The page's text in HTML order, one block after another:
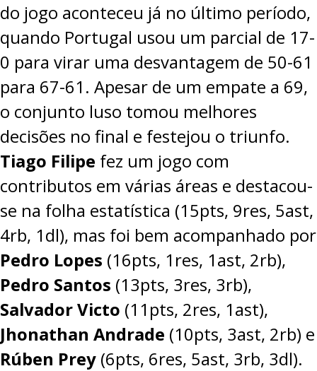
do jogo aconteceu já no último período,
quando Portugal usou um parcial de 17-
0 para virar uma desvantagem de 50-61
para 67-61. Apesar de um empate a 69,
o conjunto luso tomou melhores
decisões no final e festejou o triunfo.
Tiago Filipe fez um jogo com
contributos em várias áreas e destacou-
se na folha estatística (15pts, 9res, 5ast,
4rb, 1dl), mas foi bem acompanhado por
Pedro Lopes (16pts, 1res, 1ast, 2rb),
Pedro Santos (13pts, 3res, 3rb),
Salvador Victo (11pts, 2res, 1ast),
Jhonathan Andrade (10pts, 3ast, 2rb) e
Rúben Prey (6pts, 6res, 5ast, 3rb, 3dl).